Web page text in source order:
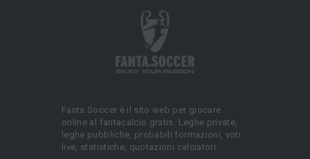
Fanta.Soccer è il sito web per giocare
online al fantacalcio gratis. Leghe private,
leghe pubbliche, probabili formazioni, voti
live, statistiche, quotazioni calciatori.